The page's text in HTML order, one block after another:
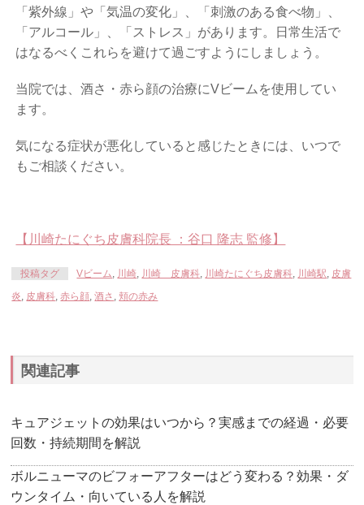
「紫外線」や「気温の変化」、「刺激のある食べ物」、
「アルコール」、「ストレス」があります。日常生活で
はなるべくこれらを避けて過ごすようにしましょう。
当院では、酒さ・赤ら顔の治療にVビームを使用してい
ます。
気になる症状が悪化していると感じたときには、いつで
もご相談ください。
【川崎たにぐち皮膚科院長 ：谷口 隆志 監修】
投稿タグ Vビーム, 川崎, 川崎 皮膚科, 川崎たにぐち皮膚科, 川崎駅, 皮膚
炎, 皮膚科,赤ら顔,酒さ ,頬の赤み
関連記事
キュアジェットの効果はいつから？実感までの経過・必要
回数・持続期間を解説
ボルニューマのビフォーアフターはどう変わる？効果・ダ
ウンタイム・向いている人を解説